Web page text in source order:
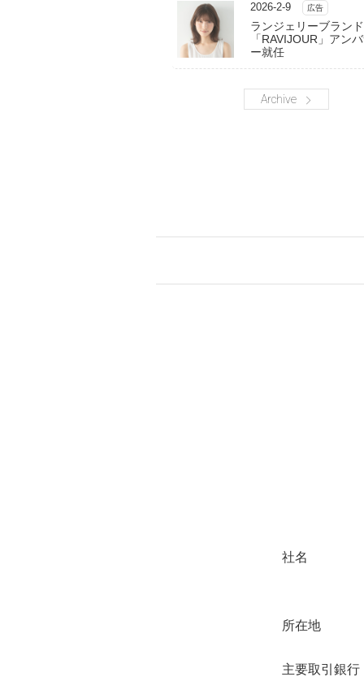
2026-2-9 広告
ランジェリーブランド
「RAVIJOUR」アン
ー就任
Archive
社名
所在地
主要取引銀行